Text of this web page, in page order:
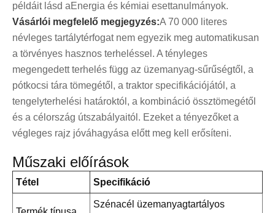
példáit lásd aEnergia és kémiai esettanulmányok.
Vásárlói megfelelő megjegyzés:A 70 000 literes
névleges tartálytérfogat nem egyezik meg automatikusan
a törvényes hasznos terheléssel. A tényleges
megengedett terhelés függ az üzemanyag-sűrűségtől, a
pótkocsi tára tömegétől, a traktor specifikációjától, a
tengelyterhelési határoktól, a kombináció össztömegétől
és a célország útszabályaitól. Ezeket a tényezőket a
végleges rajz jóváhagyása előtt meg kell erősíteni.
Műszaki előírások
Tétel Specifikáció
Szénacél üzemanyagtartályos